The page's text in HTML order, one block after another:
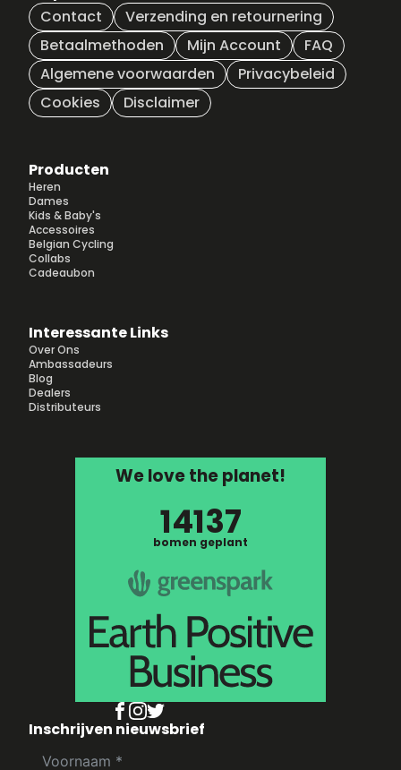
Contact
Verzending en retournering
Betaalmethoden
Mijn Account
FAQ
Algemene voorwaarden
Privacybeleid
Cookies
Disclaimer
Producten
Heren
Dames
Kids & Baby's
Accessoires
Belgian Cycling
Collabs
Cadeaubon
Interessante Links
Over Ons
Ambassadeurs
Blog
Dealers
Distributeurs
We love the planet!
14137
bomen geplant
Inschrijven nieuwsbrief